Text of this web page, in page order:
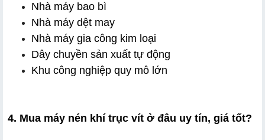
Nhà máy bao bì
Nhà máy dệt may
Nhà máy gia công kim loại
Dây chuyền sản xuất tự động
Khu công nghiệp quy mô lớn
4. Mua máy nén khí trục vít ở đâu uy tín, giá tốt?